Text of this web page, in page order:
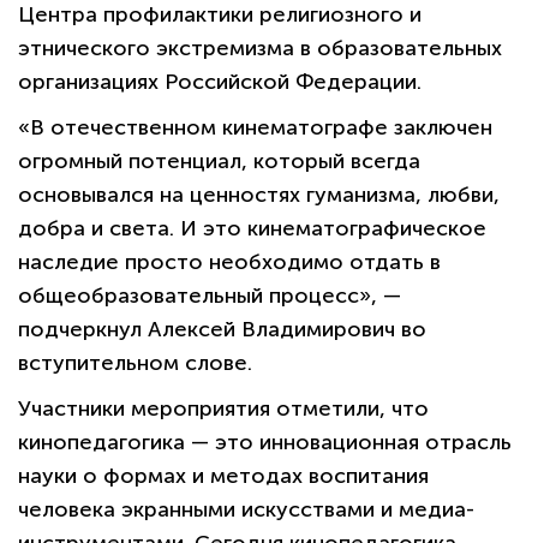
Центра профилактики религиозного и
этнического экстремизма в образовательных
организациях Российской Федерации.
«В отечественном кинематографе заключен
огромный потенциал, который всегда
основывался на ценностях гуманизма, любви,
добра и света. И это кинематографическое
наследие просто необходимо отдать в
общеобразовательный процесс», —
подчеркнул Алексей Владимирович во
вступительном слове.
Участники мероприятия отметили, что
кинопедагогика — это инновационная отрасль
науки о формах и методах воспитания
человека экранными искусствами и медиа-